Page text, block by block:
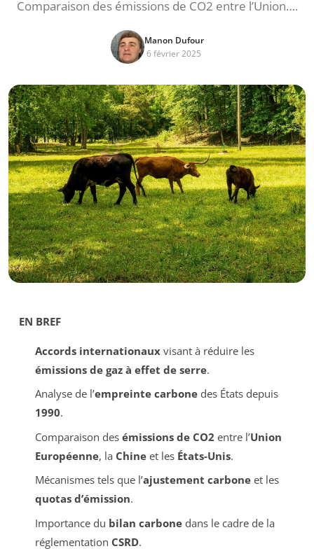
Comparaison des émissions de CO2 entre l’Union….
Manon Dufour
6 février 2025
EN BREF
Accords internationauxvisant à réduire les
émissions de gaz à effet de serre.
Analyse de l’empreinte carbonedes États depuis
1990.
Comparaison des émissions de CO2 entre l’Union
Européenne, la Chineet les États-Unis.
Mécanismes tels que l’ajustement carboneet les
quotas d’émission.
Importance du bilan carbonedans le cadre de la
réglementation CSRD.